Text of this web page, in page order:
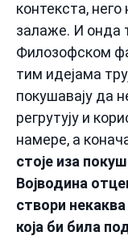
контекста,
залаже. И онда
Филозофском
тим идејама
покушавају да
регрутују и
намере, а
стоје иза
Војводина
створи
која би била